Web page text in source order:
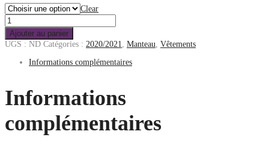
Clear
Ajouter au panier
UGS : ND Catégories : 2020/2021, Manteau, Vêtements
Informations complémentaires
Informations
complémentaires